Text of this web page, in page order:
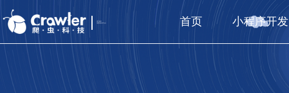
首页 小程序开发